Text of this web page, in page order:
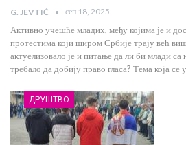
G. JEVTIĆ сеп 18, 2025
Активно учешће младих, међу којима је и
протестима који широм Србије трају већ
актуелизовало је и питање да ли би млади
требало да добију право гласа? Тема која
ДРУШТВО